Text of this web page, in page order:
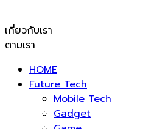
เกี่ยวกับเรา
ตามเรา
HOME
Future Tech
Mobile Tech
Gadget